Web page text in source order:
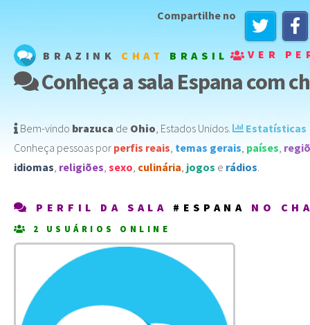
BRAZINK CHAT BRASIL VER
Compartilhe no
Conheça a sala Espana com
Bem-vindo brazuca de Ohio Estados Unidos
Estatísticas
Conheça pessoas por perfis reais temas gerais países
idiomas religiões sexo culinária jogos e rádios
PERFIL DA SALA #ESPANA NO
2 USUÁRIOS ONLINE